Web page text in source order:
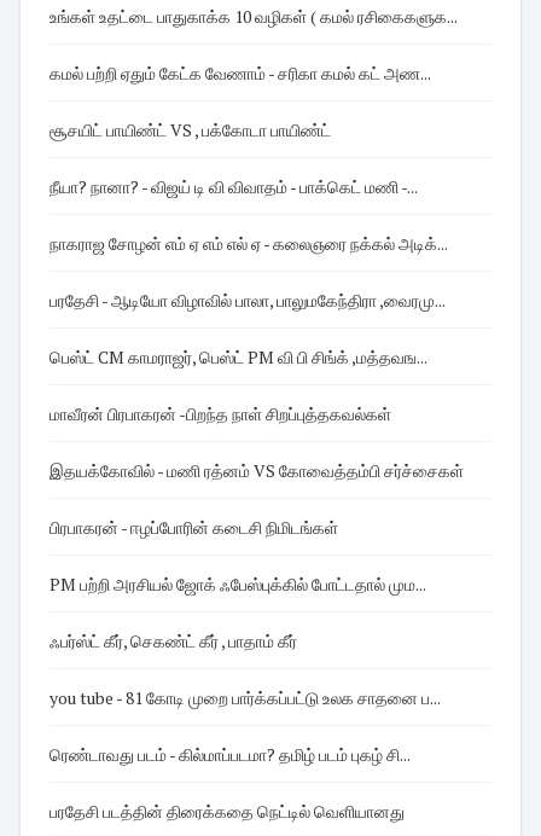
உங்கள் உதட்டை பாதுகாக்க 10 வழிகள் ( கமல் ரசிகைகளுக...
கமல் பற்றி ஏதும் கேட்க வேணாம் - சரிகா கமல் கட் அண...
சூசயிட் பாயிண்ட் VS , பக்கோடா பாயிண்ட்
நீயா? நானா? - விஜய் டி வி விவாதம் - பாக்கெட் மணி -...
நாகராஜ சோழன் எம் ஏ எம் எல் ஏ - கலைஞரை நக்கல் அடிக்...
பரதேசி - ஆடியோ விழாவில் பாலா, பாலுமகேந்திரா ,வைரமு...
பெஸ்ட் CM காமராஜர், பெஸ்ட் PM வி பி சிங்க் ,மத்தவங...
மாவீரன் பிரபாகரன் -பிறந்த நாள் சிறப்புத்தகவல்கள்
இதயக்கோவில் - மணி ரத்னம் VS கோவைத்தம்பி சர்ச்சைகள்
பிரபாகரன் - ஈழப்போரின் கடைசி நிமிடங்கள்
PM பற்றி அரசியல் ஜோக் ஃபேஸ்புக்கில் போட்டதால் மும...
ஃபர்ஸ்ட் கீர், செகண்ட் கீர் , பாதாம் கீர்
you tube - 81 கோடி முறை பார்க்கப்பட்டு உலக சாதனை ப...
ரெண்டாவது படம் - கில்மாப்படமா? தமிழ் படம் புகழ் சி...
பரதேசி படத்தின் திரைக்கதை நெட்டில் வெளியானது